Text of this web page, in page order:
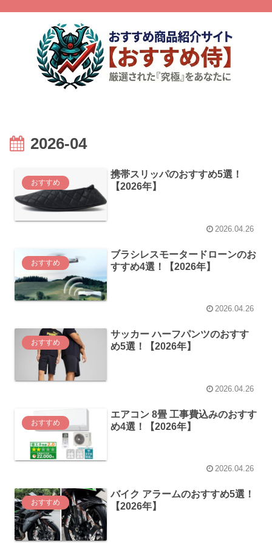
2026-04
おすすめ
携帯スリッパのおすすめ5選！
【2026年】
2026.04.26
おすすめ
ブラシレスモータードローンのお
すすめ4選！【2026年】
2026.04.26
おすすめ
サッカー ハーフパンツのおすす
め5選！【2026年】
2026.04.26
おすすめ
エアコン 8畳 工事費込みのおすす
め4選！【2026年】
2026.04.26
おすすめ
バイク アラームのおすすめ5選！
【2026年】